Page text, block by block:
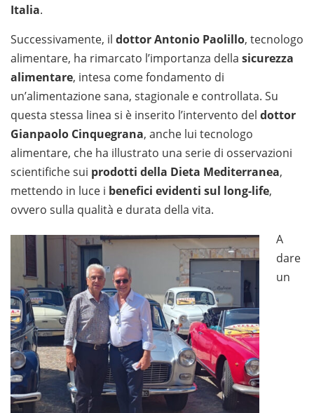
Italia.
Successivamente, il dottor Antonio Paolillo, tecnologo
alimentare, ha rimarcato l’importanza della sicurezza
alimentare, intesa come fondamento di
un’alimentazione sana, stagionale e controllata. Su
questa stessa linea si è inserito l’intervento del dottor
Gianpaolo Cinquegrana, anche lui tecnologo
alimentare, che ha illustrato una serie di osservazioni
scientifiche sui prodotti della Dieta Mediterranea,
mettendo in luce i benefici evidenti sul long-life,
ovvero sulla qualità e durata della vita.
A
dare
un